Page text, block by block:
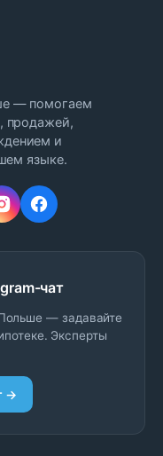
— помогаем
продажей,
и
языке.
чат
— задавайте
Эксперты
→